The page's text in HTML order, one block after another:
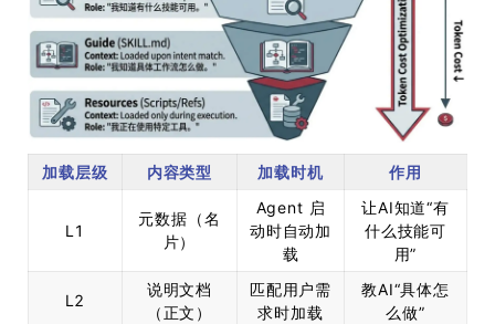
加载层级 内容类型 加载时机 作用
L1
元数据（名
片）
Agent 启
动时自动加
载
让AI知道“有
什么技能可
用”
L2
说明文档
（正文）
匹配用户需
求时加载
教AI“具体怎
么做”